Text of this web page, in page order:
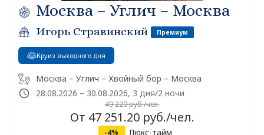
Москва – Углич – Москва
Игорь Стравинский Премиум
Круиз выходного дня
Москва – Углич – Хвойный бор – Москва
28.08.2026 – 30.08.2026, 3 дня/2 ночи
49 220 руб./чел.
От 47 251.20 руб./чел.
-4% Люкс-тайм